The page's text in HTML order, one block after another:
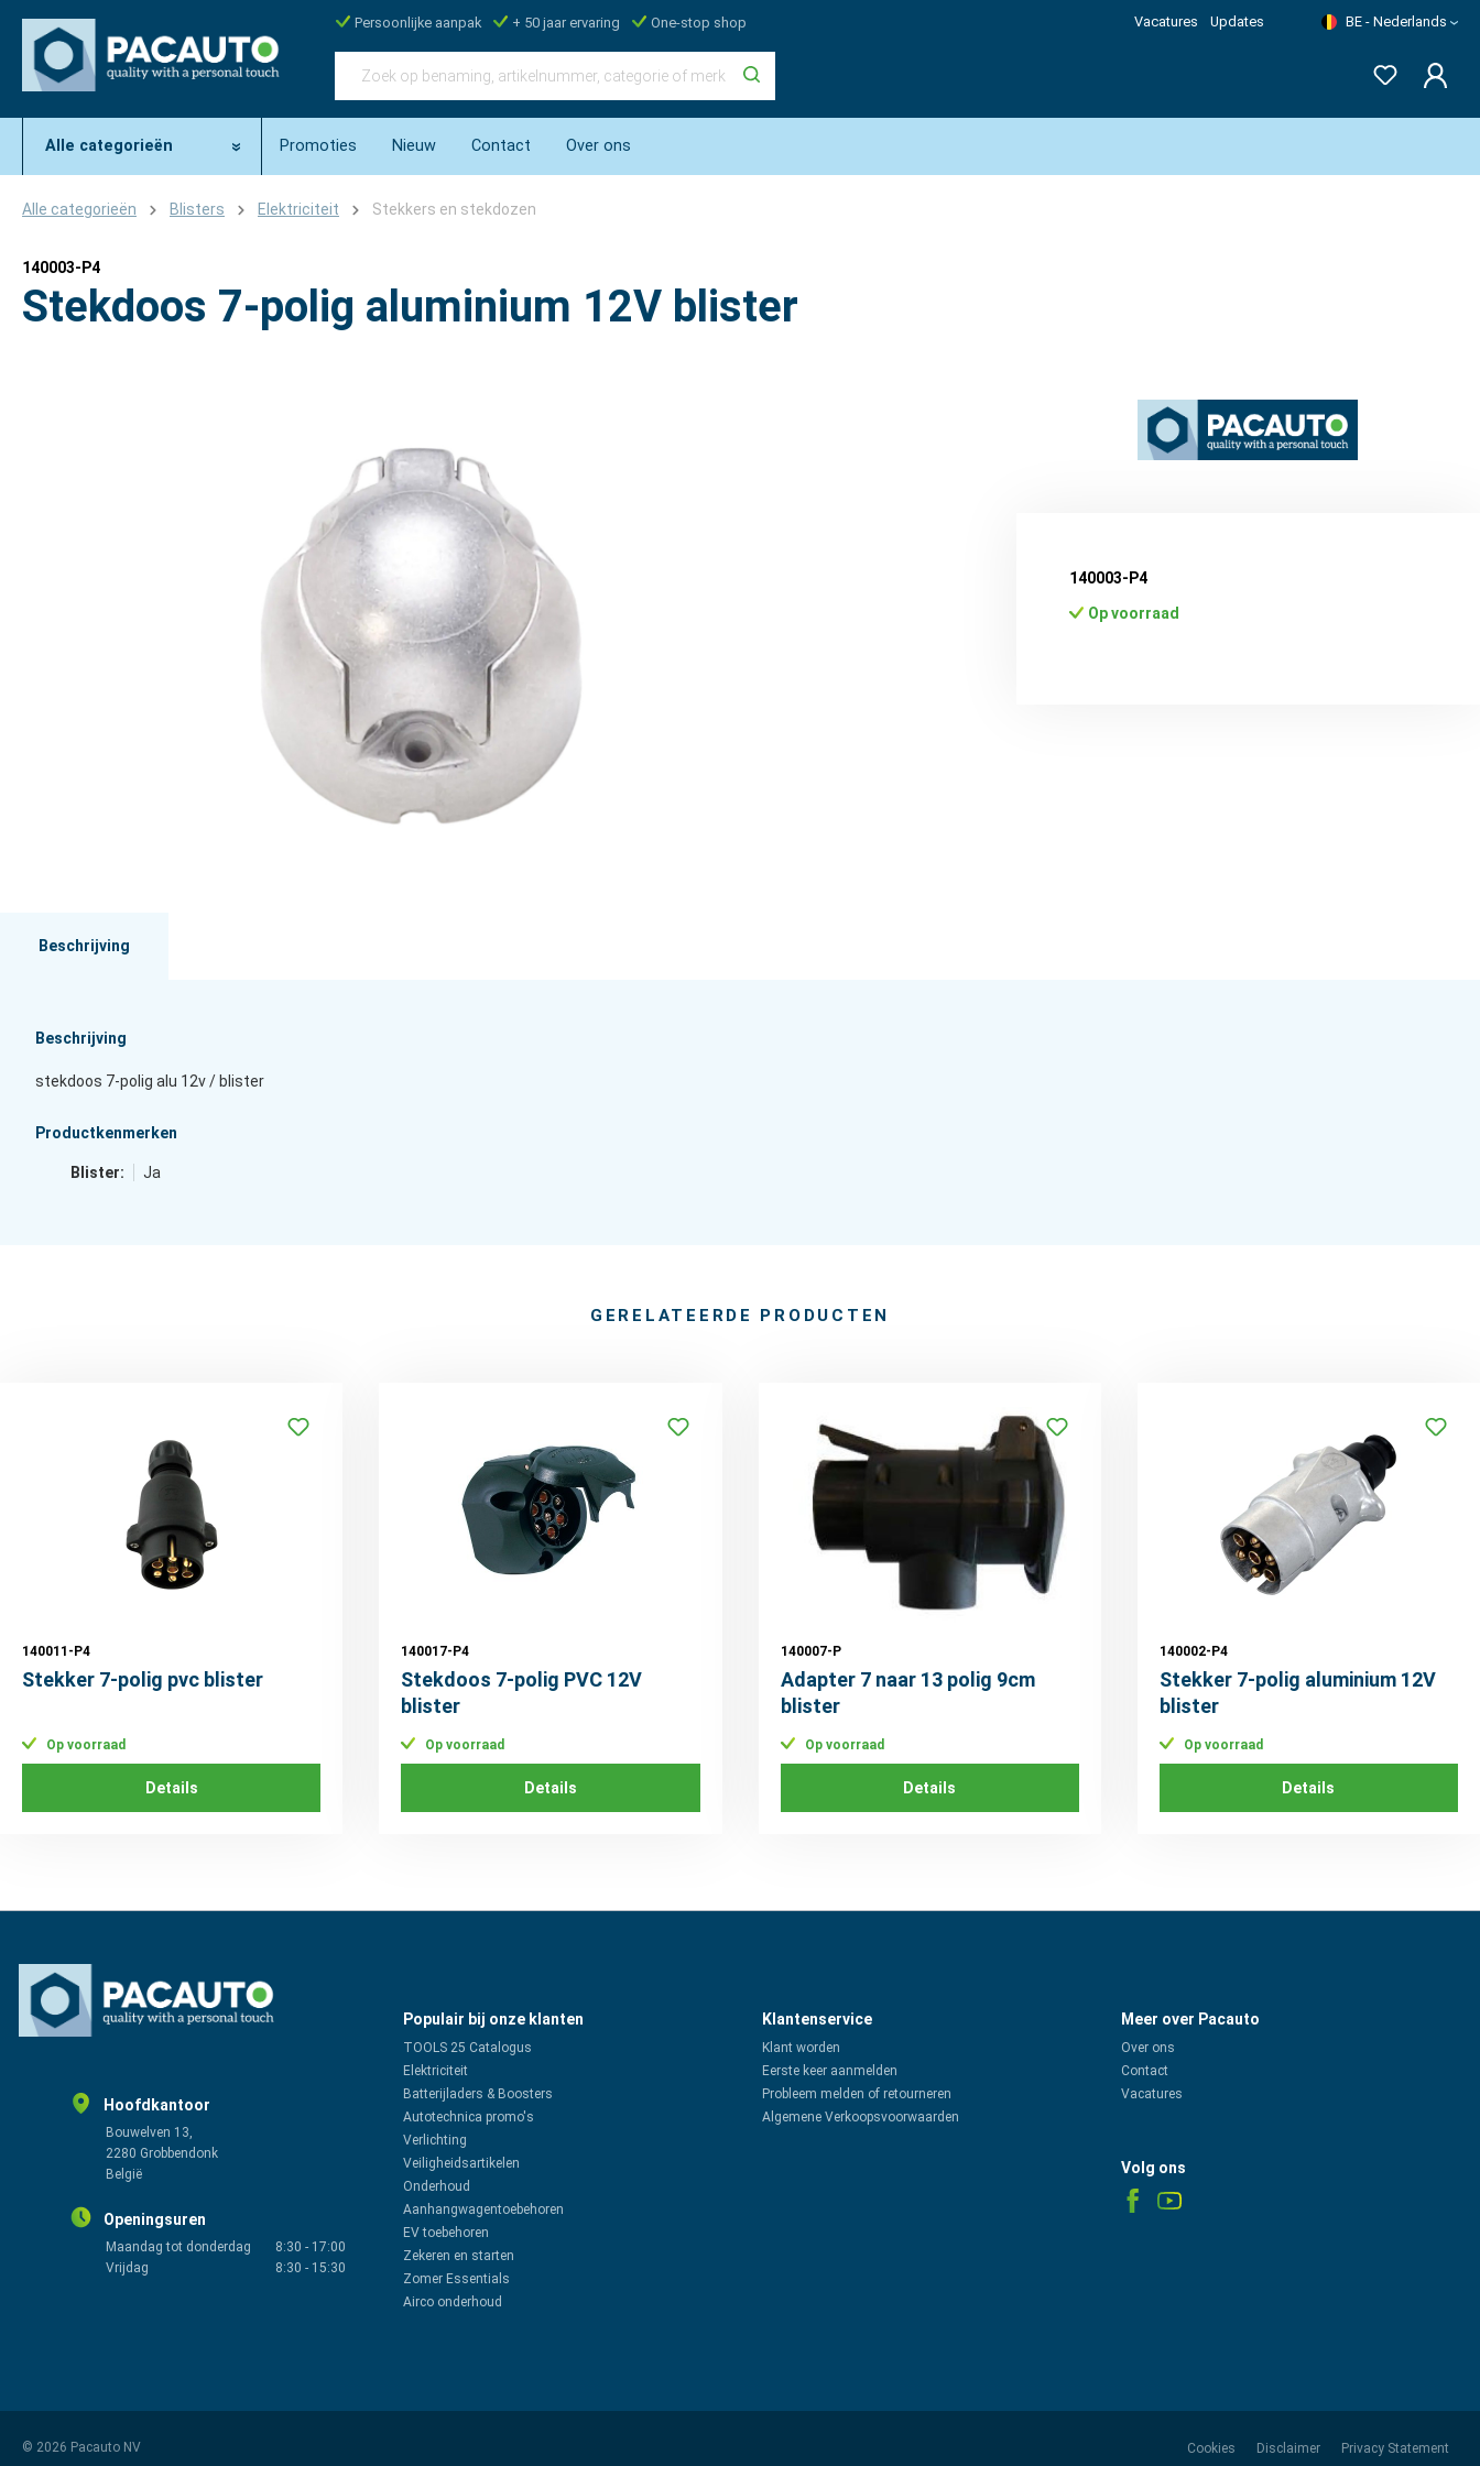
Persoonlijke aanpak + 50 jaar ervaring One-stop shop Vacatures Updates BE - Nederlands
Alle categorieën Promoties Nieuw Contact Over ons
Alle categorieën Blisters Elektriciteit Stekkers en stekdozen
140003-P4
Stekdoos 7-polig aluminium 12V blister
140003-P4
Op voorraad
Beschrijving
Beschrijving
stekdoos 7-polig alu 12v / blister
Productkenmerken
Blister: Ja
GERELATEERDE PRODUCTEN
140011-P4
Stekker 7-polig pvc blister
Op voorraad
Details
140017-P4
Stekdoos 7-polig PVC 12V
blister
Op voorraad
Details
140007-P
Adapter 7 naar 13 polig 9cm
blister
Op voorraad
Details
140002-P4
Stekker 7-polig aluminium 12V
blister
Op voorraad
Details
Hoofdkantoor
Bouwelven 13,
2280 Grobbendonk
België
Openingsuren
Maandag tot donderdag 8:30 - 17:00
Vrijdag
8:30 - 15:30
Populair bij onze klanten
TOOLS 25 Catalogus
Elektriciteit
Batterijladers & Boosters
Autotechnica promo's
Verlichting
Veiligheidsartikelen
Onderhoud
Aanhangwagentoebehoren
EV toebehoren
Zekeren en starten
Zomer Essentials
Airco onderhoud
Klantenservice
Klant worden
Eerste keer aanmelden
Probleem melden of retourneren
Algemene Verkoopsvoorwaarden
Meer over Pacauto
Over ons
Contact
Vacatures
Volg ons
© 2026 Pacauto NV Cookies Disclaimer Privacy Statement